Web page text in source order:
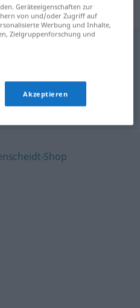
"Magier"
Zauberer
Geräteeigenschaften zur
von und/oder Zugriff auf
Werbung und Inhalte,
Zielgruppenforschung und
Akzeptieren